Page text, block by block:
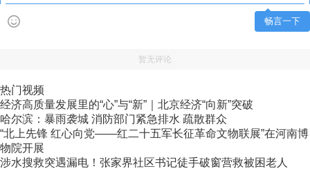
畅言一下
暂无评论
热门视频
经济高质量发展里的“心”与“新”｜北京经济“向新”突破
哈尔滨：暴雨袭城 消防部门紧急排水 疏散群众
“北上先锋 红心向党——红二十五军长征革命文物联展”在河南博
物院开展
涉水搜救突遇漏电！张家界社区书记徒手破窗营救被困老人